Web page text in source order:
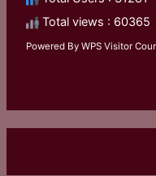
Total views : 60365
Powered ByWPS Visitor